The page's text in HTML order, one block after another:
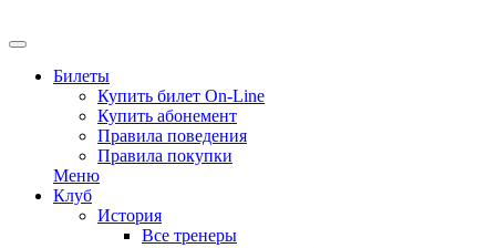
Билеты
Купить билет On-Line
Купить абонемент
Правила поведения
Правила покупки
Меню
Клуб
История
Все тренеры